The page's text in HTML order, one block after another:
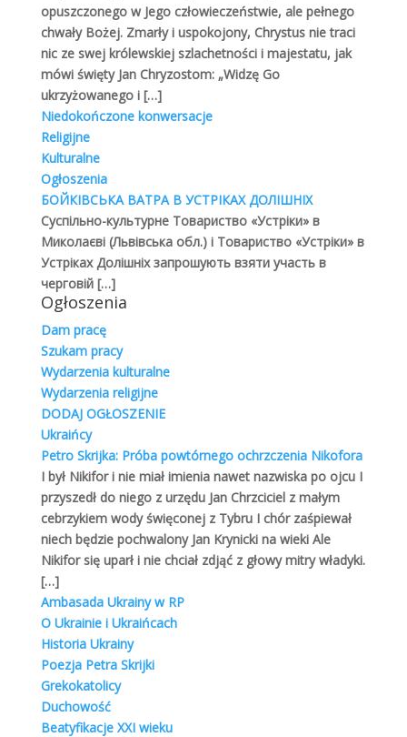
opuszczonego w Jego człowieczeństwie, ale pełnego
chwały Bożej. Zmarły i uspokojony, Chrystus nie traci
nic ze swej królewskiej szlachetności i majestatu, jak
mówi święty Jan Chryzostom: „Widzę Go
ukrzyżowanego i […]
Niedokończone konwersacje
Religijne
Kulturalne
Ogłoszenia
БОЙКІВСЬКА ВАТРА В УСТРІКАХ ДОЛІШНІХ
Суспільно-культурне Товариство «Устріки» в
Миколаєві (Львівська обл.) і Товариство «Устріки» в
Устріках Долішніх запрошують взяти участь в
черговій […]
Ogłoszenia
Dam pracę
Szukam pracy
Wydarzenia kulturalne
Wydarzenia religijne
DODAJ OGŁOSZENIE
Ukraińcy
Petro Skrijka: Próba powtórnego ochrzczenia Nikofora
I był Nikifor i nie miał imienia nawet nazwiska po ojcu I
przyszedł do niego z urzędu Jan Chrzciciel z małym
cebrzykiem wody święconej z Tybru I chór zaśpiewał
niech będzie pochwalony Jan Krynicki na wieki Ale
Nikifor się uparł i nie chciał zdjąć z głowy mitry władyki.
[…]
Ambasada Ukrainy w RP
O Ukrainie i Ukraińcach
Historia Ukrainy
Poezja Petra Skrijki
Grekokatolicy
Duchowość
Beatyfikacje XXI wieku
Próby reaktywowania Kościoła
greckokatolickiego w latach 1947-1957
Grekokatolicy
ANDRZEJ MICHALISZYN 3.1. Polityka wyznaniowa PRL
3.1.1. Polityka PRL w stosunku do ludności ukraińskiej
3.2. Podstawy prawne działalności duszpasterskiej 3.3.
Życie religijne grekokatolików W nowej rzeczywistości
politycznej jaka zapanowała w Polsce po II wojnie
światowej przystąpiono do zwalczania religii, a wręcz
do jej całkowitej likwidacji z życia społecznego. Reżim
komunistyczny głosił, że jedyną siłą kierującą
Czytaj dalej
ZARYS HISTORYCZNY GREKOKATOLICYZMU
1899 – 1947
Grekokatolicy,Historia
Na progu XX wieku głową Kościoła greckokatolickiego
w Galicji zostaje metropolita Andrzej Szeptycki (1901-
1944). Jego duchowe panowanie przypadło na trudne
czasy światowych wojen i panowanie politycznych
reżimów radzieckiego i faszystowskiego. Pomimo tych
trudnych okoliczności A. Szeptycki przez swą szeroką
działalność duszpasterską, charytatywną i
ekumeniczną, oraz obronę narodowych i socjalnych
praw narodu Ukraińskiego, umocnił pozycję Kościoła
Czytaj dalej